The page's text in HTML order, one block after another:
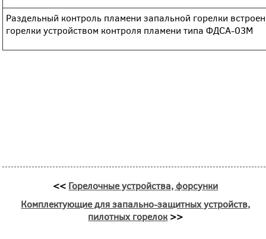
Раздельный контроль пламени запальной горелки
горелки устройством контроля пламени типа ФДСА-03М
<< Горелочные устройства, форсунки
Комплектующие для запально-защитных устройств,
пилотных горелок >>